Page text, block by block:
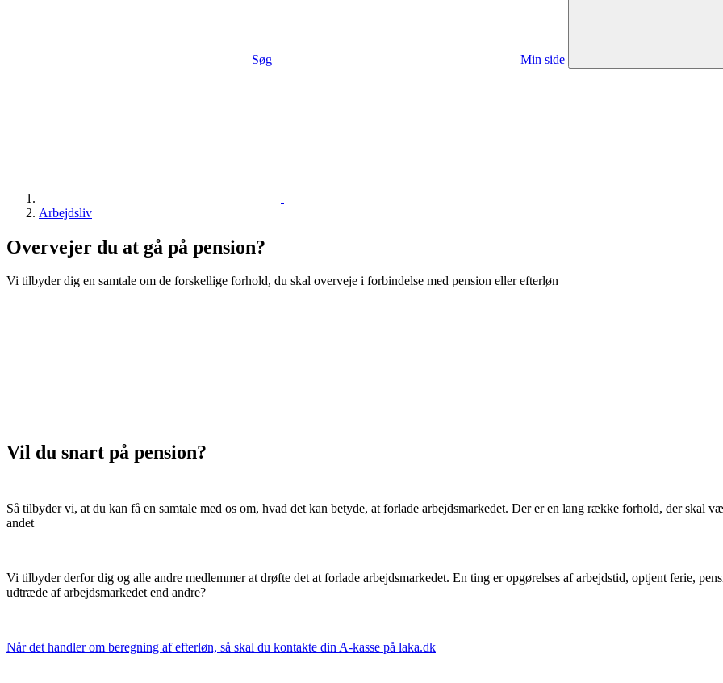
Søg Min side
Arbejdsliv
Overvejer du at gå på pension?
Vi tilbyder dig en samtale om de forskellige forhold, du skal overveje i forbindelse med pension eller efterløn
Vil du snart på pension?
Så tilbyder vi, at du kan få en samtale med os om, hvad det kan betyde, at forlade arbejdsmarkedet. Der er en lang række forhold, der skal
andet
Vi tilbyder derfor dig og alle andre medlemmer at drøfte det at forlade arbejdsmarkedet. En ting er opgørelses af arbejdstid, optjent ferie,
udtræde af arbejdsmarkedet end andre?
Når det handler om beregning af efterløn, så skal du kontakte din A-kasse på laka.dk